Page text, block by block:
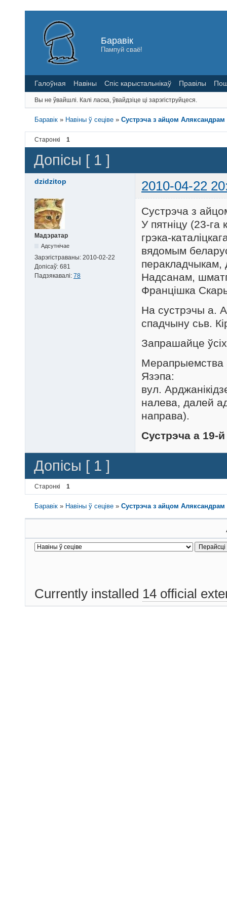
Баравік
Пампуй сваё!
Галоўная Навіны Спіс карыстальнікаў Правілы
Вы не ўвайшлі. Калі ласка, ўвайдзіце ці зарэгіструйцеся.
Баравік » Навіны ў сеціве »Сустрэча з айцом
Старонкі 1
Допісы [ 1 ]
dzidzitop 2010-04-22
Мадэратар
Адсутнічае
Зарэгістраваны: 2010-02-22
Допісаў: 681
Падзякавалі: 78
Сустрэча з
У пятніцу (23-га
грэка-
вядомым
перакладчыкам,
Надсанам,
Францішка
На сустрэчы а.
спадчыну сьв.
Запрашайце
Мерапрыемства
Язэпа:
вул.
налева, далей
направа).
Сустрэча а 19-й
Допісы [ 1 ]
Старонкі 1
Баравік » Навіны ў сеціве »Сустрэча з айцом
Currently installed 14 official